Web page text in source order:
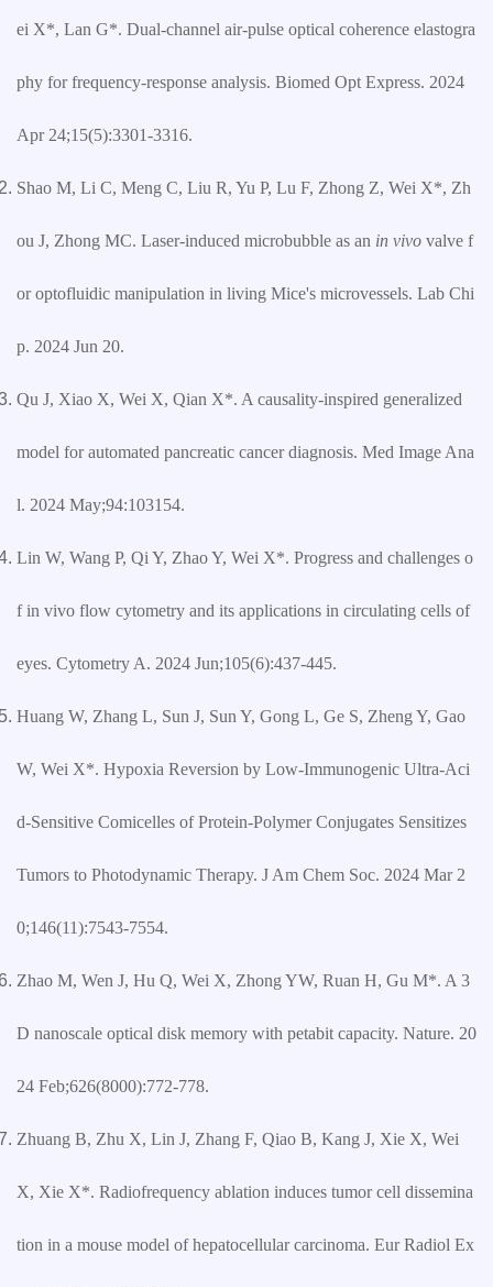
ei X*, Lan G*. Dual-channel air-pulse optical coherence elastogra
phy for frequency-response analysis. Biomed Opt Express. 2024
Apr 24;15(5):3301-3316.
Shao M, Li C, Meng C, Liu R, Yu P, Lu F, Zhong Z, Wei X*, Zh
ou J, Zhong MC. Laser-induced microbubble as an in vivo valve f
or optofluidic manipulation in living Mice's microvessels. Lab Chi
p. 2024 Jun 20.
Qu J, Xiao X, Wei X, Qian X*. A causality-inspired generalized
model for automated pancreatic cancer diagnosis. Med Image Ana
l. 2024 May;94:103154.
Lin W, Wang P, Qi Y, Zhao Y, Wei X*. Progress and challenges o
f in vivo flow cytometry and its applications in circulating cells of
eyes. Cytometry A. 2024 Jun;105(6):437-445.
Huang W, Zhang L, Sun J, Sun Y, Gong L, Ge S, Zheng Y, Gao
W, Wei X*. Hypoxia Reversion by Low-Immunogenic Ultra-Aci
d-Sensitive Comicelles of Protein-Polymer Conjugates Sensitizes
Tumors to Photodynamic Therapy. J Am Chem Soc. 2024 Mar 2
0;146(11):7543-7554.
Zhao M, Wen J, Hu Q, Wei X, Zhong YW, Ruan H, Gu M*. A 3
D nanoscale optical disk memory with petabit capacity. Nature. 20
24 Feb;626(8000):772-778.
Zhuang B, Zhu X, Lin J, Zhang F, Qiao B, Kang J, Xie X, Wei
X, Xie X*. Radiofrequency ablation induces tumor cell dissemina
tion in a mouse model of hepatocellular carcinoma. Eur Radiol Ex